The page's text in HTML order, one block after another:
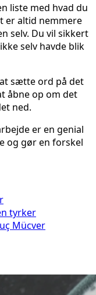
liste med hvad du
er altid nemmere
selv. Du vil sikkert
selv havde blik
sætte ord på det
åbne op om det
ned.
er en genial
og gør en forskel
tyrker
Mücver